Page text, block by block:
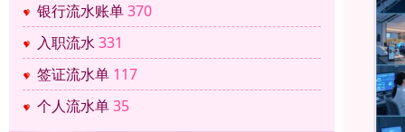
银行流水账单370
入职流水 331
签证流水单 117
个人流水单35